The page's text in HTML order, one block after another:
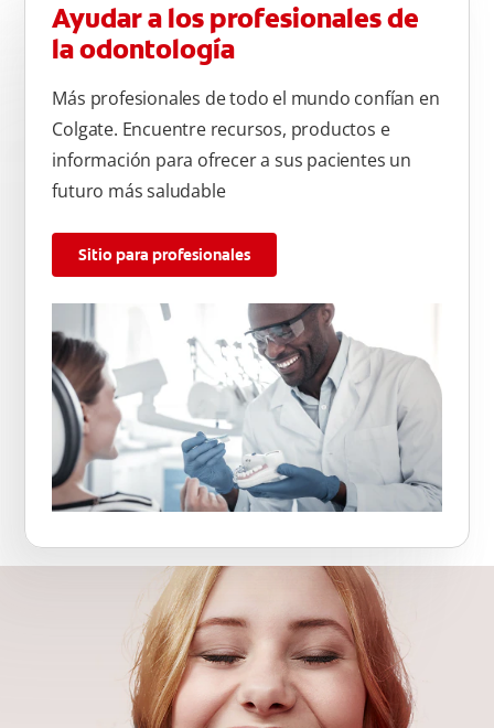
Ayudar a los profesionales de
la odontología
Más profesionales de todo el mundo confían en
Colgate. Encuentre recursos, productos e
información para ofrecer a sus pacientes un
futuro más saludable
Sitio para profesionales